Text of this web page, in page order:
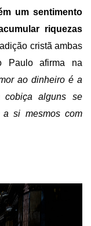
um sentimento
riquezas
cristã ambas
Paulo afirma na
ao dinheiro é a
alguns se
a si mesmos com